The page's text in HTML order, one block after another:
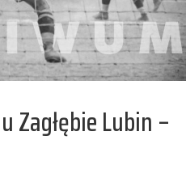
Zagłębie Lubin –